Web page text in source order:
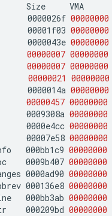
Size VMA
0000026f 00000000
00001f03 00000000
0000043e 00000000
00000007 00000000
00000007 00000000
00000021 00000000
0000014a 00000000
00000457 00000000
0009308a 00000000
0000e4cc 00000000
00007e58 00000000
000bb1c9 00000000
0009b407 00000000
0000ad90 00000000
000136e8 00000000
000bb3ab 00000000
000209bd 00000000